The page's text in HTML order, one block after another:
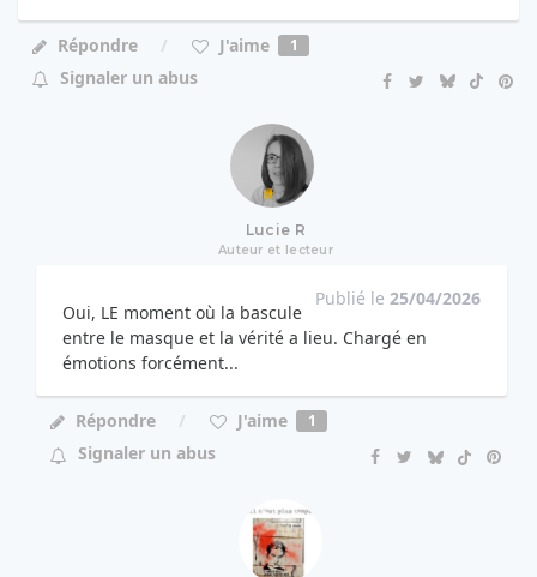
Répondre J'aime 1
Signaler un abus
Lucie R
Auteur et lecteur
Publié le 25/04/2026
Oui, LE moment où la bascule
entre le masque et la vérité a lieu. Chargé en
émotions forcément...
Répondre J'aime 1
Signaler un abus